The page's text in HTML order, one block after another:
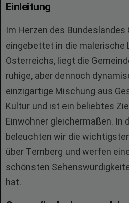
Einleitung
Im Herzen des Bundeslandes
eingebettet in die malerische
Österreichs, liegt die
ruhige, aber dennoch
einzigartige Mischung aus
Kultur und ist ein beliebtes
Einwohner gleichermaßen. In
beleuchten wir die
über Ternberg und werfen
schönsten
hat.